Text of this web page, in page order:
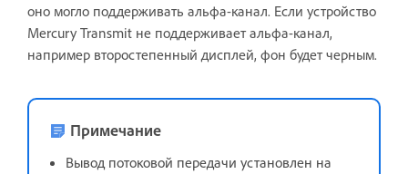
оно могло поддерживать альфа-канал. Если устройство
Mercury Transmit не поддерживает альфа-канал,
например второстепенный дисплей, фон будет черным.
Примечание
Вывод потоковой передачи установлен на